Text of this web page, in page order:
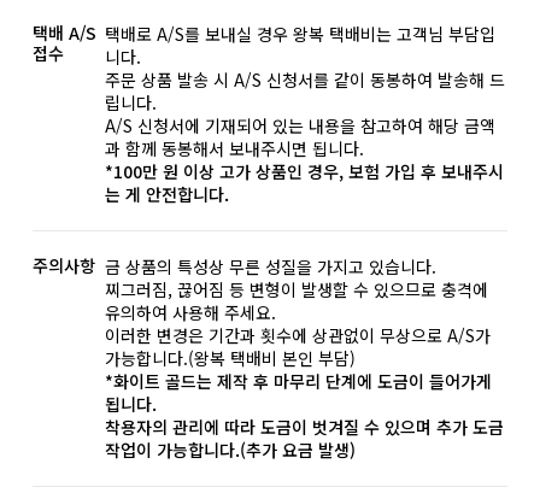
택배 A/S
접수
택배로 A/S를 보내실 경우 왕복 택배비는 고객님 부담입
니다.
주문 상품 발송 시 A/S 신청서를 같이 동봉하여 발송해 드
립니다.
A/S 신청서에 기재되어 있는 내용을 참고하여 해당 금액
과 함께 동봉해서 보내주시면 됩니다.
*100만 원 이상 고가 상품인 경우, 보험 가입 후 보내주시
는 게 안전합니다.
주의사항 금 상품의 특성상 무른 성질을 가지고 있습니다.
찌그러짐, 끊어짐 등 변형이 발생할 수 있으므로 충격에
유의하여 사용해 주세요.
이러한 변경은 기간과 횟수에 상관없이 무상으로 A/S가
가능합니다.(왕복 택배비 본인 부담)
*화이트 골드는 제작 후 마무리 단계에 도금이 들어가게
됩니다.
착용자의 관리에 따라 도금이 벗겨질 수 있으며 추가 도금
작업이 가능합니다.(추가 요금 발생)